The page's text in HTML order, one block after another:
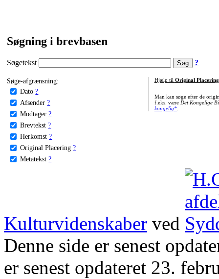
Søgning i brevbasen
Søgetekst ?
Søge-afgrænsning:
Dato ?
Afsender ?
Modtager ?
Brevtekst ?
Herkomst ?
Original Placering ?
Metatekst ?
Hjælp til Original Placering
Man kan søge efter de
f.eks. være Det Kongelige
kongelig*.
Kulturvidenskaber ved
Denne side er senest
er senest opdateret 23.